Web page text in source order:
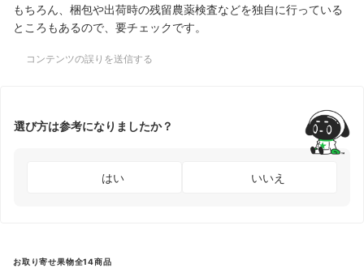
もちろん、梱包や出荷時の残留農薬検査などを独自に行っている
ところもあるので、要チェックです。
コンテンツの誤りを送信する
選び方は参考になりましたか？
はい いいえ
お取り寄せ果物全14商品